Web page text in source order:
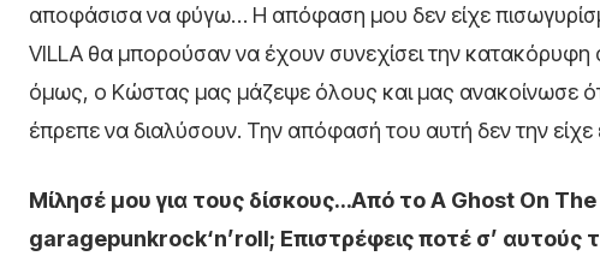
αποφάσισα να φύγω… Η απόφαση μου δεν είχε
VILLA θα μπορούσαν να έχουν συνεχίσει την
όμως, ο Κώστας μας μάζεψε όλους και μας ανακοίνωσε
έπρεπε να διαλύσουν. Την απόφασή του αυτή δεν την
Μίλησέ μου για τους δίσκους…Από τοA Ghost On The
garagepunkrock‘n’roll; Επιστρέφεις ποτέ σ’ αυτούς